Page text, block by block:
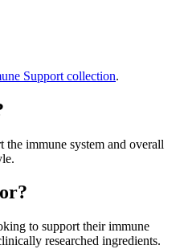
Support collection.
the immune system and overall
to support their immune
researched ingredients.